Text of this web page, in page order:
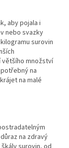
aby pojala i
nebo svazky
surovin
většího množství
na
na malé
na zdravý